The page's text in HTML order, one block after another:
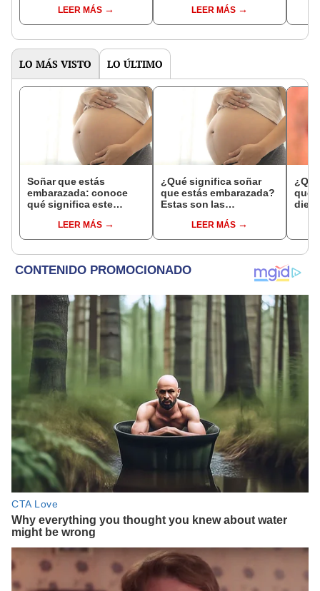
actualizada!
LEER MÁS
registrarme?
LEER MÁS
LO MÁS VISTO LO ÚLTIMO
Soñar que estás
embarazada: conoce
qué significa este
LEER MÁS
¿Qué significa soñar
que estás embarazada?
Estas son las
comunesLEER MÁS
que